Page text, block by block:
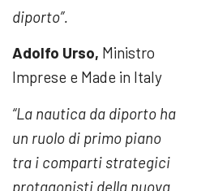
diporto”.
Adolfo Urso, Ministro
Imprese e Made in Italy
“La nautica da diporto ha
un ruolo di primo piano
tra i comparti strategici
protagonisti della nuova